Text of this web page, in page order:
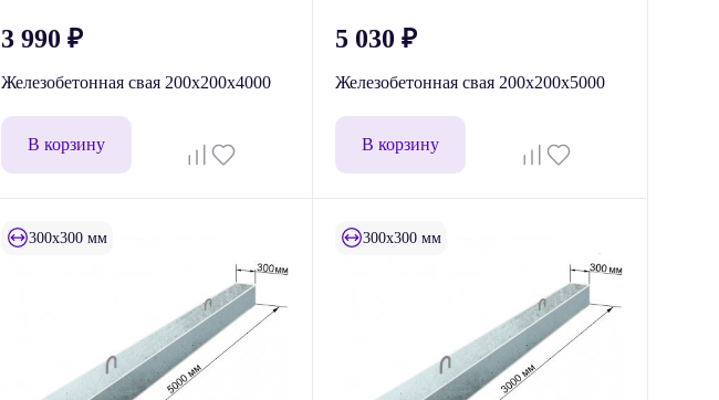
3 990₽
Железобетонная свая 200х200х4000
В корзину
5 030 ₽
Железобетонная свая 200х200х5000
В корзину
300x300 мм 300x300 мм